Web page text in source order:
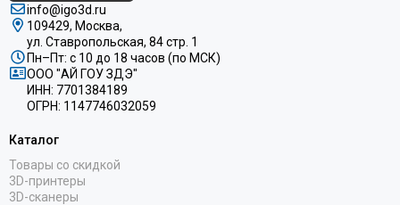
info@igo3d.ru
109429, Москва,
ул. Ставропольская, 84 стр. 1
Пн–Пт: с 10 до 18 часов (по МСК)
ООО "АЙ ГОУ ЗДЭ"
ИНН: 7701384189
ОГРН: 1147746032059
Каталог
Товары со скидкой
3D-принтеры
3D-сканеры